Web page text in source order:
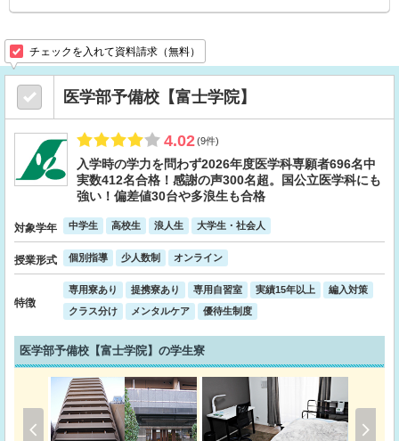
チェックを入れて資料請求（無料）
医学部予備校【富士学院】
4.02(9件)
入学時の学力を問わず2026年度医学科専願者696名中
実数412名合格！感謝の声300名超。国公立医学科にも
強い！偏差値30台や多浪生も合格
対象学年 中学生 高校生 浪人生 大学生・社会人
授業形式 個別指導 少人数制 オンライン
特徴
専用寮あり 提携寮あり 専用自習室 実績15年以上
編入対策
クラス分け
メンタルケア 優待生制度
医学部予備校【富士学院】の学生寮